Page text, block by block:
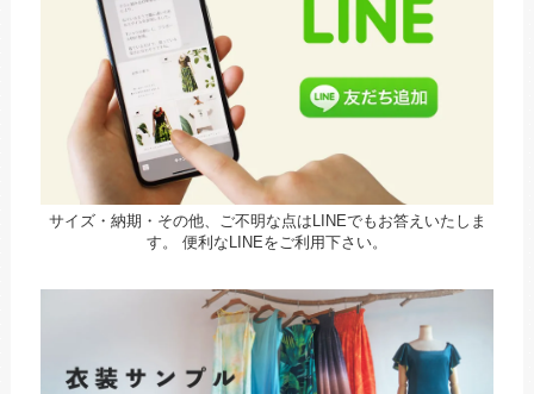
サイズ・納期・その他、ご不明な点はLINEでもお答えいたしま
す。
便利なLINEをご利用下さい。